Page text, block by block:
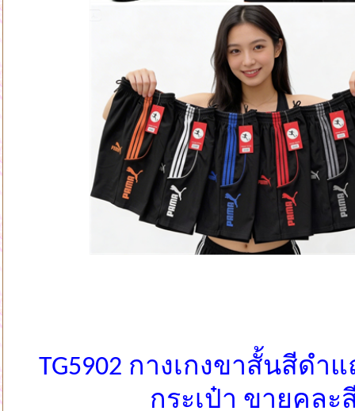
TG5902 กางเกงขาสั้นสีดำ
กระเป๋า ขายคละ